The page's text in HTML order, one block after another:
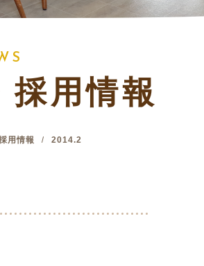
S
採用情報
用情報 2014.2